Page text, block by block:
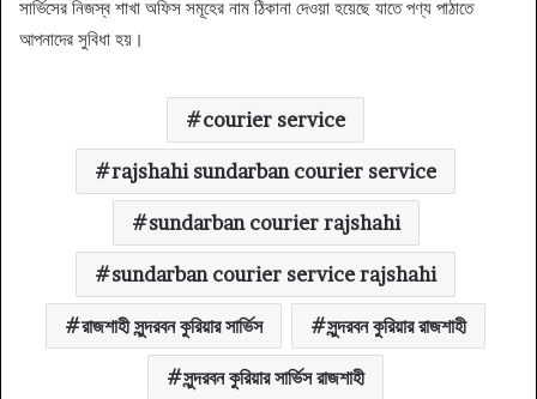
সার্ভিসের নিজস্ব শাখা অফিস সমূহের নাম ঠিকানা দেওয়া হয়েছে যাতে পণ্য পাঠাতে
আপনাদের সুবিধা হয়।
courier service
rajshahi sundarban courier service
sundarban courier rajshahi
sundarban courier service rajshahi
রাজশাহী সুন্দরবন কুরিয়ার সার্ভিস সুন্দরবন কুরিয়ার রাজশাহী
সুন্দরবন কুরিয়ার সার্ভিস রাজশাহী